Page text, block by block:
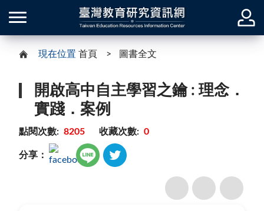
現在位置 首頁 圖書全文
開啟高中自主學習之鑰 : 理念．
實踐．案例
點閱次數: 8205 收藏次數: 0
分享：